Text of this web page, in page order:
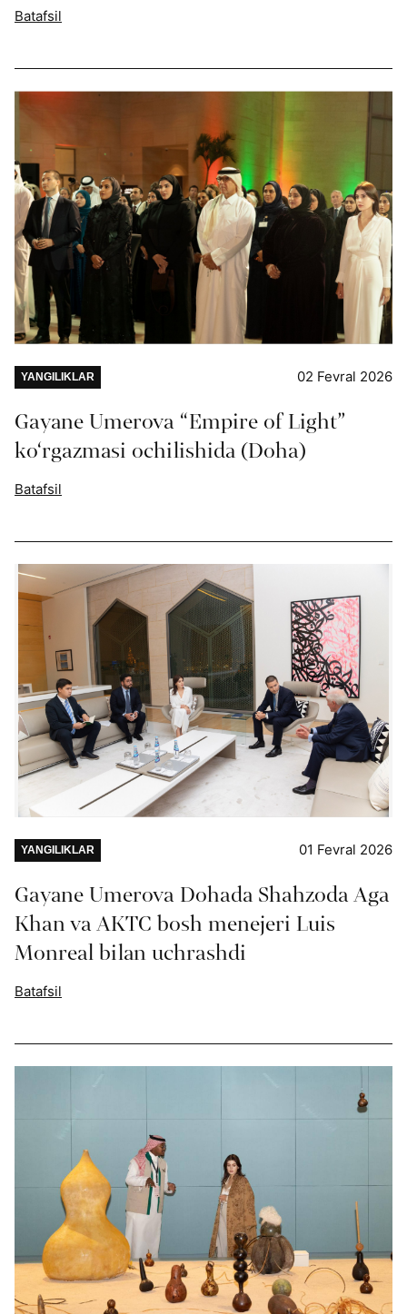
Batafsil
YANGILIKLAR 02 Fevral 2026
Gayane Umerova “Empire of Light”
ko‘rgazmasi ochilishida (Doha)
Batafsil
YANGILIKLAR 01 Fevral 2026
Gayane Umerova Dohada Shahzoda Aga
Khan va AKTC bosh menejeri Luis
Monreal bilan uchrashdi
Batafsil